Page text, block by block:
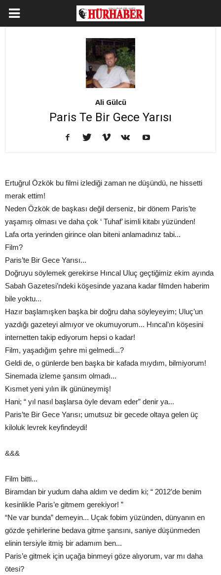
Ali Gülcü
Paris Te Bir Gece Yarısı
Ertuğrul Özkök bu filmi izlediği zaman ne düşündü, ne hissetti
merak ettim!
Neden Özkök de başkası değil derseniz, bir dönem Paris’te
yaşamış olması ve daha çok ‘ Tuhaf’ isimli kitabı yüzünden!
Lafa orta yerinden girince olan biteni anlamadınız tabi...
Film?
Paris’te Bir Gece Yarısı...
Doğruyu söylemek gerekirse Hıncal Uluç geçtiğimiz ekim ayında
Sabah Gazetesi’ndeki köşesinde yazana kadar filmden haberim
bile yoktu...
Hazır başlamışken başka bir doğru daha söyleyeyim; Uluç’un
yazdığı gazeteyi almıyor ve okumuyorum... Hıncal’ın köşesini
internetten takip ediyorum hepsi o kadar!
Film, yaşadığım şehre mi gelmedi...?
Geldi de, o günlerde ben başka bir kafada mıydım, bilmiyorum!
Sinemada izleme şansım olmadı...
Kısmet yeni yılın ilk gününeymiş!
Hani; “ yıl nasıl başlarsa öyle devam eder” denir ya...
Paris’te Bir Gece Yarısı; umutsuz bir gecede oltaya gelen üç
kiloluk levrek keyfindeydi!
&&&
Film bitti...
Biramdan bir yudum daha aldım ve dedim ki; “ 2012’de benim
kesinlikle Paris’e gitmem gerekiyor! ”
“Ne var bunda” demeyin... Uçak fobim yüzünden, dünyanın en
gözde şehirlerine bedava gitme şansını, saniye düşünmeden
elinin tersiyle itmiş bir adamım ben...
Paris’e gitmek için uçağa binmeyi göze alıyorum, var mı daha
ötesi?